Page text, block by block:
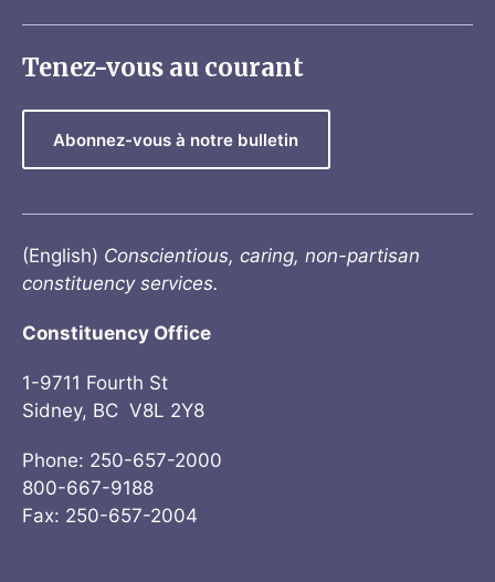
Tenez-vous au courant
Abonnez-vous à notre bulletin
(English) Conscientious, caring, non-partisan
constituency services.
Constituency Office
1-9711 Fourth St
Sidney, BC V8L 2Y8
Phone: 250-657-2000
800-667-9188
Fax: 250-657-2004